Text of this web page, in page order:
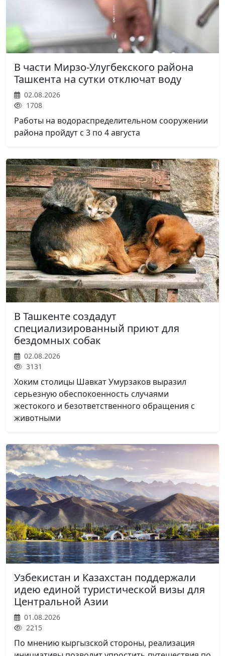
В части Мирзо-Улугбекского района
Ташкента на сутки отключат воду
02.08.2026
1708
Работы на водораспределительном сооружении
района пройдут с 3 по 4 августа
В Ташкенте создадут
специализированный приют для
бездомных собак
02.08.2026
3131
Хоким столицы Шавкат Умурзаков выразил
серьезную обеспокоенность случаями
жестокого и безответственного обращения с
животными
Узбекистан и Казахстан поддержали
идею единой туристической визы для
Центральной Азии
01.08.2026
2215
По мнению кыргызской стороны, реализация